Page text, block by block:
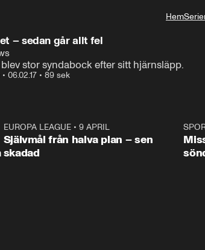
Hem
– sedan går allt fel
stor syndabock efter sitt hjärnsläpp.
• 06.02.17 • 89 sek
1:03
EUROPA LEAGUE• 9 APRIL
Självmål från halva plan – sen
skadad